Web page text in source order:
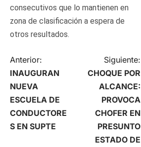
consecutivos que lo mantienen en
zona de clasificación a espera de
otros resultados.
N
a
v
e
Anterior:
INAUGURAN
NUEVA
ESCUELA DE
CONDUCTORE
S EN SUPTE
Siguiente:
CHOQUE POR
ALCANCE:
PROVOCA
CHOFER EN
PRESUNTO
ESTADO DE